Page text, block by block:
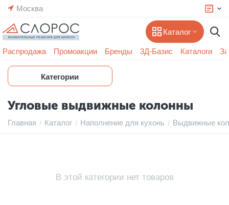
Москва
Каталог
Распродажа Промоакции Бренды 3Д-Базис Каталоги
Категории
Угловые выдвижные колонны
Главная / Каталог / Наполнение для кухонь / Выдвижные
В этой категории нет товаров